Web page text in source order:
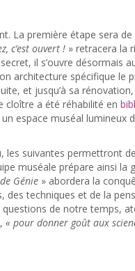
La première étape sera
c’est ouvert ! » retracera la
il s’ouvre désormais
architecture spécifique le
et jusqu’à sa
cloître a été réhabilité en
espace muséal lumineux
suivantes permettront
muséale prépare ainsi
Génie » abordera la
techniques et de la
de notre temps,
« pour donner goût aux